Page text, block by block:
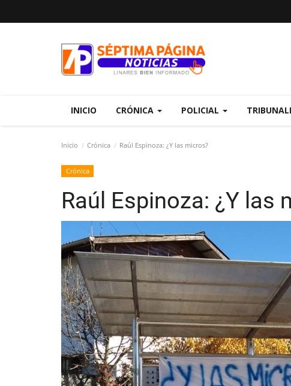
INICIO CRÓNICA POLICIAL
Inicio Crónica Raúl Espinoza: ¿Y las micros?
Crónica
Raúl Espinoza: ¿Y las